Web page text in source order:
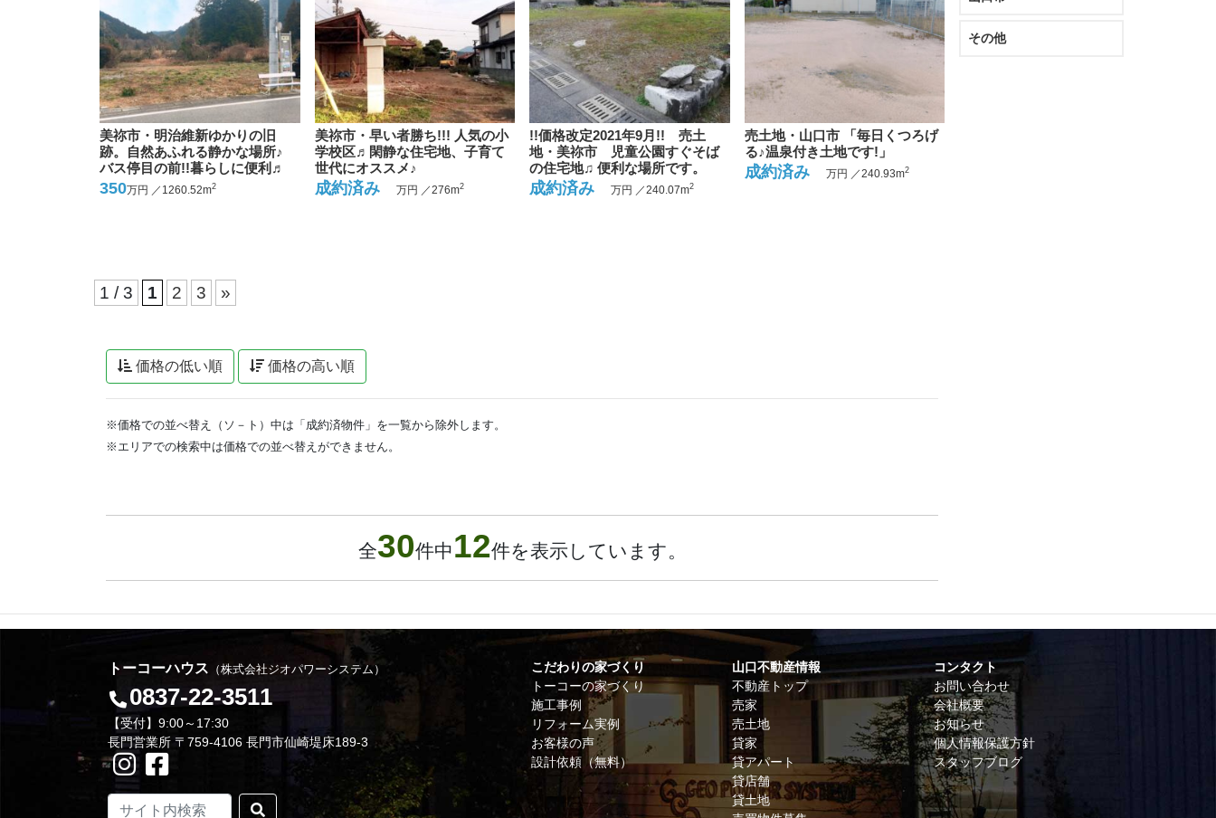
美祢市・明治維新ゆかりの旧
跡。自然あふれる静かな場所♪
バス停目の前!!暮らしに便利♬
350万円 ／1260.52m2
美祢市・早い者勝ち!!! 人気の小
学校区♬閑静な住宅地、子育て
世代にオススメ♪
成約済み 万円 ／276m2
!!価格改定2021年9月!! 売土
地・美祢市 児童公園すぐそば
の住宅地♫ 便利な場所です。
成約済み 万円 ／240.07m2
売土地・山口市 「毎日くつろげ
る♪温泉付き土地です!」
成約済み 万円 ／240.93m2
1 / 3 1 2 3 »
価格の低い順 価格の高い順
※価格での並べ替え（ソ－ト）中は「成約済物件」を一覧から除外します。
※エリアでの検索中は価格での並べ替えができません。
全30件中12件を表示しています。
その他
トーコーハウス （株式会社ジオパワーシステム）
0837-22-3511
【受付】9:00～17:30
長門営業所 〒759-4106 長門市仙崎堤床189-3
こだわりの家づくり
トーコーの家づくり
施工事例
リフォーム実例
お客様の声
設計依頼（無料）
山口不動産情報
不動産トップ
売家
売土地
貸家
貸アパート
貸店舗
貸土地
コンタクト
お問い合わせ
会社概要
お知らせ
個人情報保護方針
スタッフブログ